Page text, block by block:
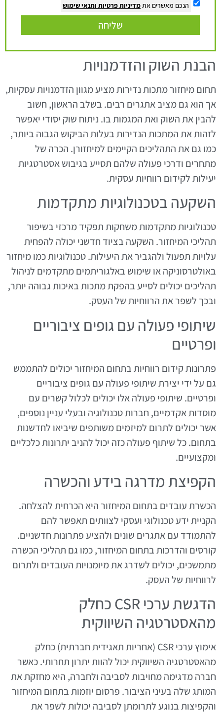
הנכם מאשרים את מדיניות פרטיות ותנאי שימוש
שליחה
הבנת השוק והזדמנויות
תחום מיחזור מתכות נדירות מציע מגוון הזדמנויות עסקיות,
אך הוא גם מציב אתגרים רבים. בשלב הראשון, חשוב
להבין את השוק ואת המגמות בו. ניתוח שוק יסודי יאפשר
לזהות את המתכות הנדירות בעלות הביקוש הגבוה ביותר,
כמו גם את התהליכים הקיימים למיחזורן. הכרה של
מתחרים ודרכי פעולה שלהם תסייע בגיבוש אסטרטגיות
יעילות לקידום רווחיות עסקית.
השקעה בטכנולוגיות מתקדמות
טכנולוגיות מתקדמות משחקות תפקיד מרכזי בשיפור
תהליכי המיחזור. השקעה בציוד חדשני יכולה להפחית
עלויות תפעול ולהגביר את היעילות. טכנולוגיות כמו מיחזור
באולטרסוניקה או שימוש באלגוריתמים מתקדמים לניהול
תהליכים יכולים לסייע בהפקת מתכות באיכות גבוהה יותר,
ובכך לשפר את הרווחיות של העסק.
שיתופי פעולה עם גופים ציבוריים
ופרטיים
פתרונות קידום רווחיות בתחום המיחזור יכולים להתממש
גם על ידי יצירת שיתופי פעולה עם גופים ציבוריים
ופרטיים. שיתופי פעולה אלו יכולים לכלול קשרים עם
מוסדות אקדמיים, חברות טכנולוגיה ובעלי עניין נוספים,
אשר יכולים לתרום למיזמים משותפים שיביאו לחדשנות
בתחום. כל שיתוף פעולה כזה יכול להניב יתרונות כלכליים
ומקצועיים.
הקפיצת מדרגה בידע והכשרה
הכשרת עובדים בתחום המיחזור היא הכרחית להצלחה.
הקניית ידע טכנולוגי ועסקי לצוותים תאפשר להם
להתמודד עם אתגרים שונים ולהציע פתרונות חדשניים.
קורסים והדרכות בתחום המיחזור, כמו גם תהליכי הכשרה
מתמשכים, יכולים לשדרג את מיומנויות העובדים ולתרום
לרווחיות של העסק.
הדגשת ערכי CSR כחלק
מהאסטרטגיה השיווקית
אימוץ ערכי CSR (אחריות תאגידית חברתית) כחלק
מהאסטרטגיה השיווקית יכול להוות יתרון תחרותי. כאשר
חברה מדגימה מחויבות לסביבה ולחברה, היא מחזקת את
המותג שלה בעיני הציבור. פרסום יוזמות בתחום המיחזור
והקפיצות בנוגע לתרומתן לסביבה יכולות לשפר את